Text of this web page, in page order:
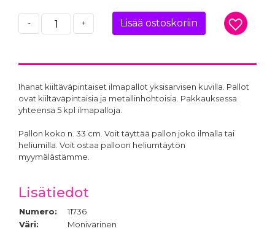
- + Lisää ostoskoriin
Ihanat kiiltäväpintaiset ilmapallot yksisarvisen kuvilla. Pallot
ovat kiiltäväpintaisia ja metallinhohtoisia. Pakkauksessa
yhteensä 5 kpl ilmapalloja.
Pallon koko n. 33 cm. Voit täyttää pallon joko ilmalla tai
heliumilla. Voit ostaa palloon heliumtäytön
myymälästämme.
Lisätiedot
Numero:
11736
Väri:
Monivärinen